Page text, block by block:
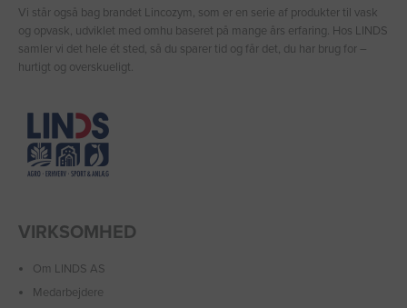
Vi står også bag brandet Lincozym, som er en serie af produkter til vask
og opvask, udviklet med omhu baseret på mange års erfaring. Hos LINDS
samler vi det hele ét sted, så du sparer tid og får det, du har brug for –
hurtigt og overskueligt.
VIRKSOMHED
Om LINDS AS
Medarbejdere